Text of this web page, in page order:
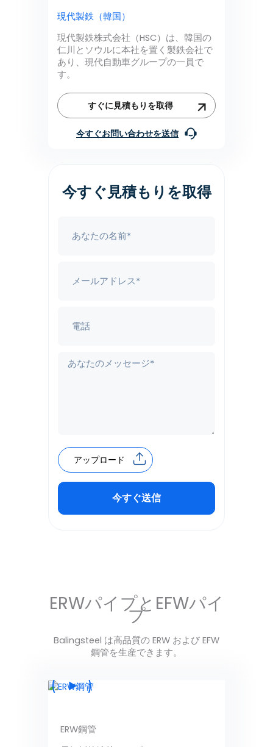
現代製鉄（韓国）
現代製鉄株式会社（HSC）は、韓国の
仁川とソウルに本社を置く製鉄会社で
あり、現代自動車グループの一員で
す。
すぐに見積もりを取得
今すぐお問い合わせを送信
今すぐ見積もりを取得
アップロード
今すぐ送信
ERWパイプとEFWパイ
プ
Balingsteel は高品質の ERW および EFW
鋼管を生産できます。
ERW鋼管